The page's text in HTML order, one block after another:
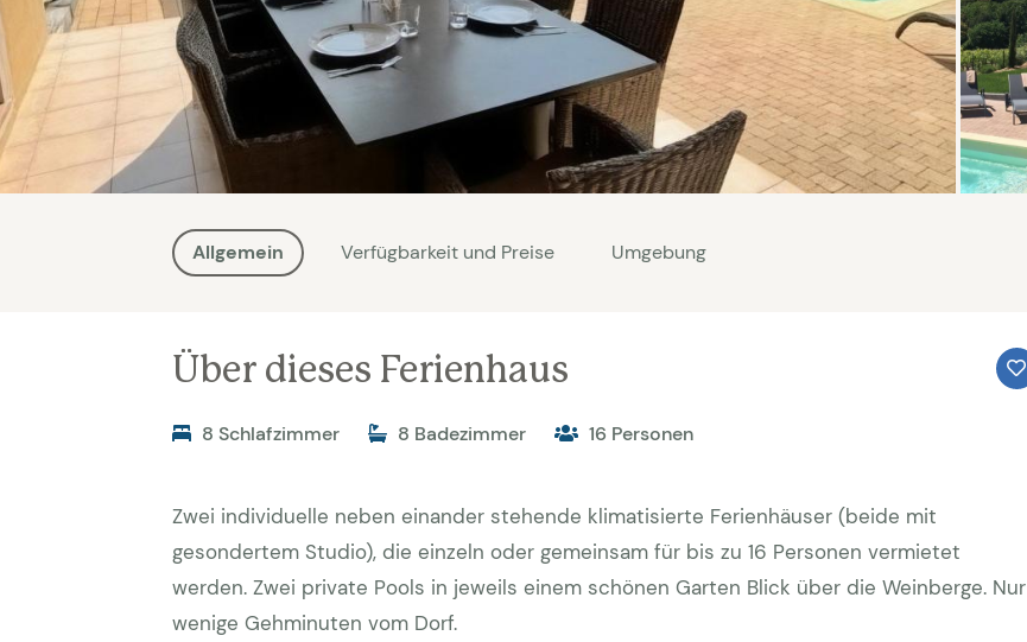
Allgemein Verfügbarkeit und Preise Umgebung
Über dieses Ferienhaus
8 Schlafzimmer 8 Badezimmer 16 Personen
Zwei individuelle neben einander stehende klimatisierte Ferienhäuser (beide mit
gesondertem Studio), die einzeln oder gemeinsam für bis zu 16 Personen vermietet
werden. Zwei private Pools in jeweils einem schönen Garten Blick über die Weinberge. Nur
wenige Gehminuten vom Dorf.